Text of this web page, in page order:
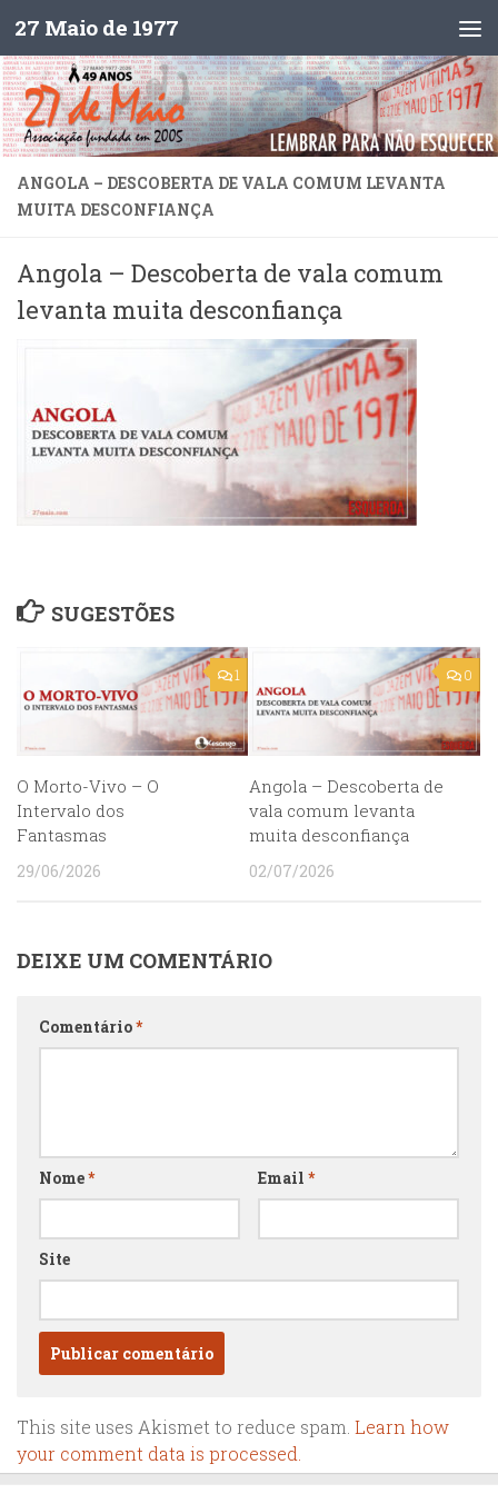
Skip to content
27 Maio de 1977
ANGOLA – DESCOBERTA DE VALA COMUM LEVANTA
MUITA DESCONFIANÇA
Angola – Descoberta de vala comum
levanta muita desconfiança
SUGESTÕES
1
O Morto-Vivo – O
Intervalo dos
Fantasmas
29/06/2026
0
Angola – Descoberta de
vala comum levanta
muita desconfiança
02/07/2026
DEIXE UM COMENTÁRIO
Comentário*
Nome* Email *
Site
This site uses Akismet to reduce spam. Learn how
your comment data is processed.